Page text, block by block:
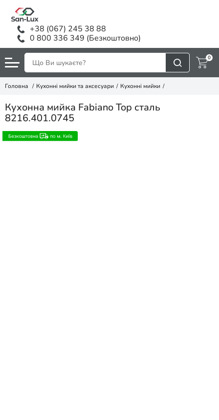
+38 (067) 245 38 88
0 800 336 349 (Безкоштовно)
0
Головна Кухонні мийки та аксесуари Кухонні мийки
Кухонна мийка Fabiano Top сталь
8216.401.0745